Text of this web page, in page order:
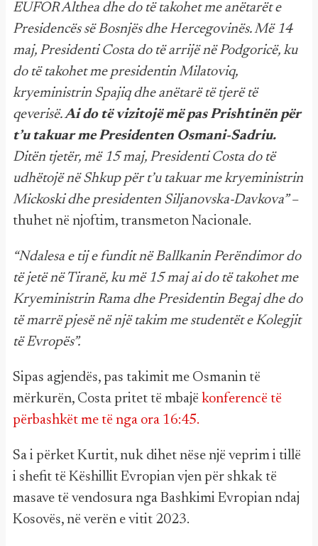
EUFOR Althea dhe do të takohet me anëtarët e
Presidencës së Bosnjës dhe Hercegovinës. Më 14
maj, Presidenti Costa do të arrijë në Podgoricë, ku
do të takohet me presidentin Milatoviq,
kryeministrin Spajiq dhe anëtarë të tjerë të
qeverisë.Ai do të vizitojë më pas Prishtinën për
t’u takuar me Presidenten Osmani-Sadriu.
Ditën tjetër, më 15 maj, Presidenti Costa do të
udhëtojë në Shkup për t’u takuar me kryeministrin
Mickoski dhe presidenten Siljanovska-Davkova” –
thuhet në njoftim, transmeton Nacionale.
“Ndalesa e tij e fundit në Ballkanin Perëndimor do
të jetë në Tiranë, ku më 15 maj ai do të takohet me
Kryeministrin Rama dhe Presidentin Begaj dhe do
të marrë pjesë në një takim me studentët e Kolegjit
të Evropës”.
Sipas agjendës, pas takimit me Osmanin të
mërkurën, Costa pritet të mbajë konferencë të
përbashkët me të nga ora 16:45.
Sa i përket Kurtit, nuk dihet nëse një veprim i tillë
i shefit të Këshillit Evropian vjen për shkak të
masave të vendosura nga Bashkimi Evropian ndaj
Kosovës, në verën e vitit 2023.